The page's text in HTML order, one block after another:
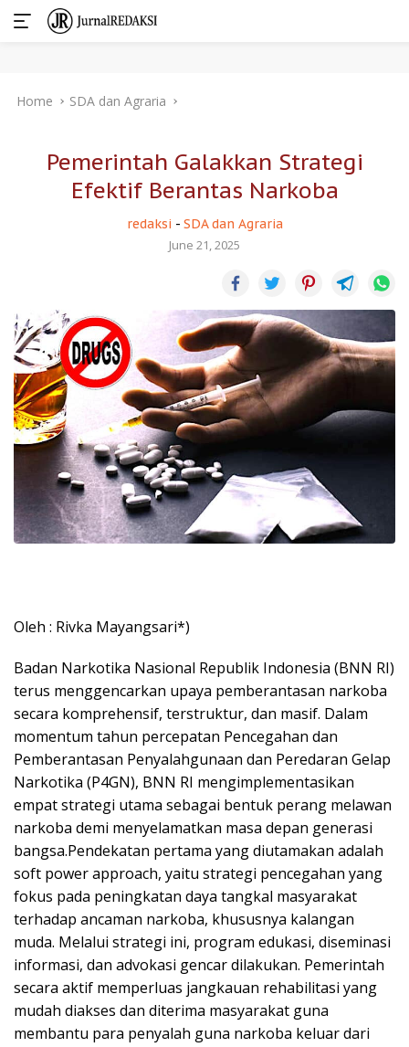
Home SDA dan Agraria
Pemerintah Galakkan Strategi
Efektif Berantas Narkoba
redaksi - SDA dan Agraria
June 21, 2025
Oleh : Rivka Mayangsari*)
Badan Narkotika Nasional Republik Indonesia (BNN RI)
terus menggencarkan upaya pemberantasan narkoba
secara komprehensif, terstruktur, dan masif. Dalam
momentum tahun percepatan Pencegahan dan
Pemberantasan Penyalahgunaan dan Peredaran Gelap
Narkotika (P4GN), BNN RI mengimplementasikan
empat strategi utama sebagai bentuk perang melawan
narkoba demi menyelamatkan masa depan generasi
bangsa.Pendekatan pertama yang diutamakan adalah
soft power approach, yaitu strategi pencegahan yang
fokus pada peningkatan daya tangkal masyarakat
terhadap ancaman narkoba, khususnya kalangan
muda. Melalui strategi ini, program edukasi, diseminasi
informasi, dan advokasi gencar dilakukan. Pemerintah
secara aktif memperluas jangkauan rehabilitasi yang
mudah diakses dan diterima masyarakat guna
membantu para penyalah guna narkoba keluar dari